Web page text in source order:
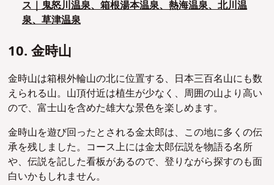
ス｜鬼怒川温泉、箱根湯本温泉、熱海温泉、北川温
泉、草津温泉
10. 金時山
金時山は箱根外輪山の北に位置する、日本三百名山にも数
えられる山。山頂付近は植生が少なく、周囲の山より高い
ので、富士山を含めた雄大な景色を楽しめます。
金時山を遊び回ったとされる金太郎は、この地に多くの伝
承を残しました。コース上には金太郎伝説を物語る名所
や、伝説を記した看板があるので、登りながら探すのも面
白いかもしれません。